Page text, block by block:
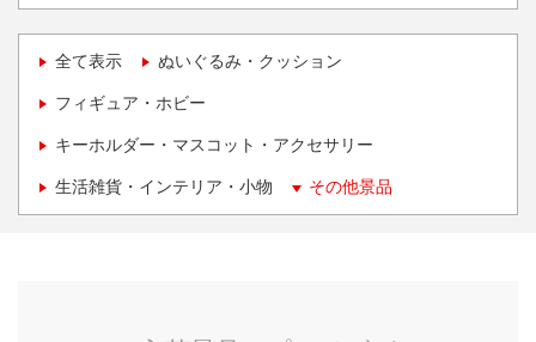
全て表示 ぬいぐるみ・クッション
フィギュア・ホビー
キーホルダー・マスコット・アクセサリー
生活雑貨・インテリア・小物 その他景品